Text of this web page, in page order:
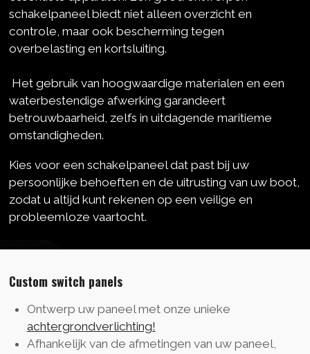
schakelpaneel biedt niet alleen overzicht en
controle, maar ook bescherming tegen
overbelasting en kortsluiting.
Het gebruik van hoogwaardige materialen en een
waterbestendige afwerking garandeert
betrouwbaarheid, zelfs in uitdagende maritieme
omstandigheden.
Kies voor een schakelpaneel dat past bij uw
persoonlijke behoeften en de uitrusting van uw boot,
zodat u altijd kunt rekenen op een veilige en
probleemloze vaartocht.
Custom switch panels
Ontwerp uw paneel met onze unieke
achtergrondverlichting!
Afhankelijk van de afmetingen van uw paneel,